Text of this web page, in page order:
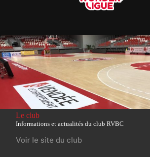
Le club
Informations et actualités du club RVBC
Voir le site du club